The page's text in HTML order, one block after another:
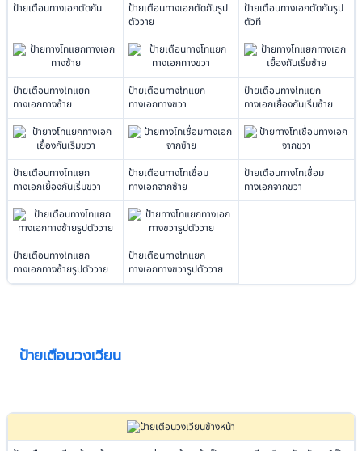
ป้ายเตือนทางเอกตัดกัน
ป้ายเตือนทางเอกตัดกันรูป
ตัววาย
ป้ายเตือนทางเอกตัดกันรูป
ตัวที
ป้ายเตือนทางโทแยก
ทางเอกทางซ้าย
ป้ายเตือนทางโทแยก
ทางเอกทางขวา
ป้ายเตือนทางโทแยก
ทางเอกเยื้องกันเริ่มซ้าย
ป้ายเตือนทางโทแยก
ทางเอกเยื้องกันเริ่มขวา
ป้ายเตือนทางโทเชื่อม
ทางเอกจากซ้าย
ป้ายเตือนทางโทเชื่อม
ทางเอกจากขวา
ป้ายเตือนทางโทแยก
ทางเอกทางซ้ายรูปตัววาย
ป้ายเตือนทางโทแยก
ทางเอกทางขวารูปตัววาย
ป้ายเตือนวงเวียน